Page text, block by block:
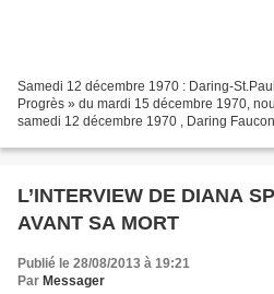
Samedi 12 décembre 1970 : Daring-
Progrès » du mardi 15 décembre 1970,
samedi 12 décembre 1970 , Daring
L’INTERVIEW DE DIANA
AVANT SA MORT
Publié le 28/08/2013 à 19:21
Par Messager